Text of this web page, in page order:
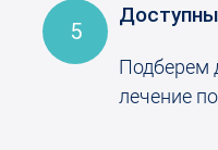
5
Подберем
лечение